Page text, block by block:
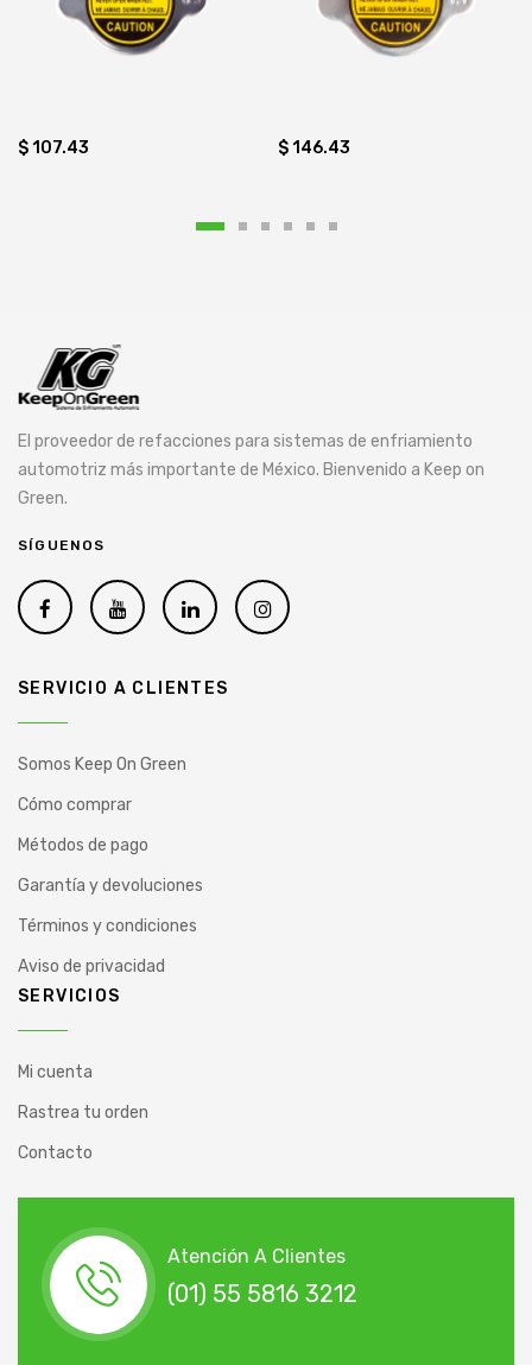
$ 107.43 $ 146.43
El proveedor de refacciones para sistemas de enfriamiento
automotriz más importante de México. Bienvenido a Keep on
Green.
SÍGUENOS
SERVICIO A CLIENTES
Somos Keep On Green
Cómo comprar
Métodos de pago
Garantía y devoluciones
Términos y condiciones
Aviso de privacidad
SERVICIOS
Mi cuenta
Rastrea tu orden
Contacto
Atención A Clientes
(01) 55 5816 3212